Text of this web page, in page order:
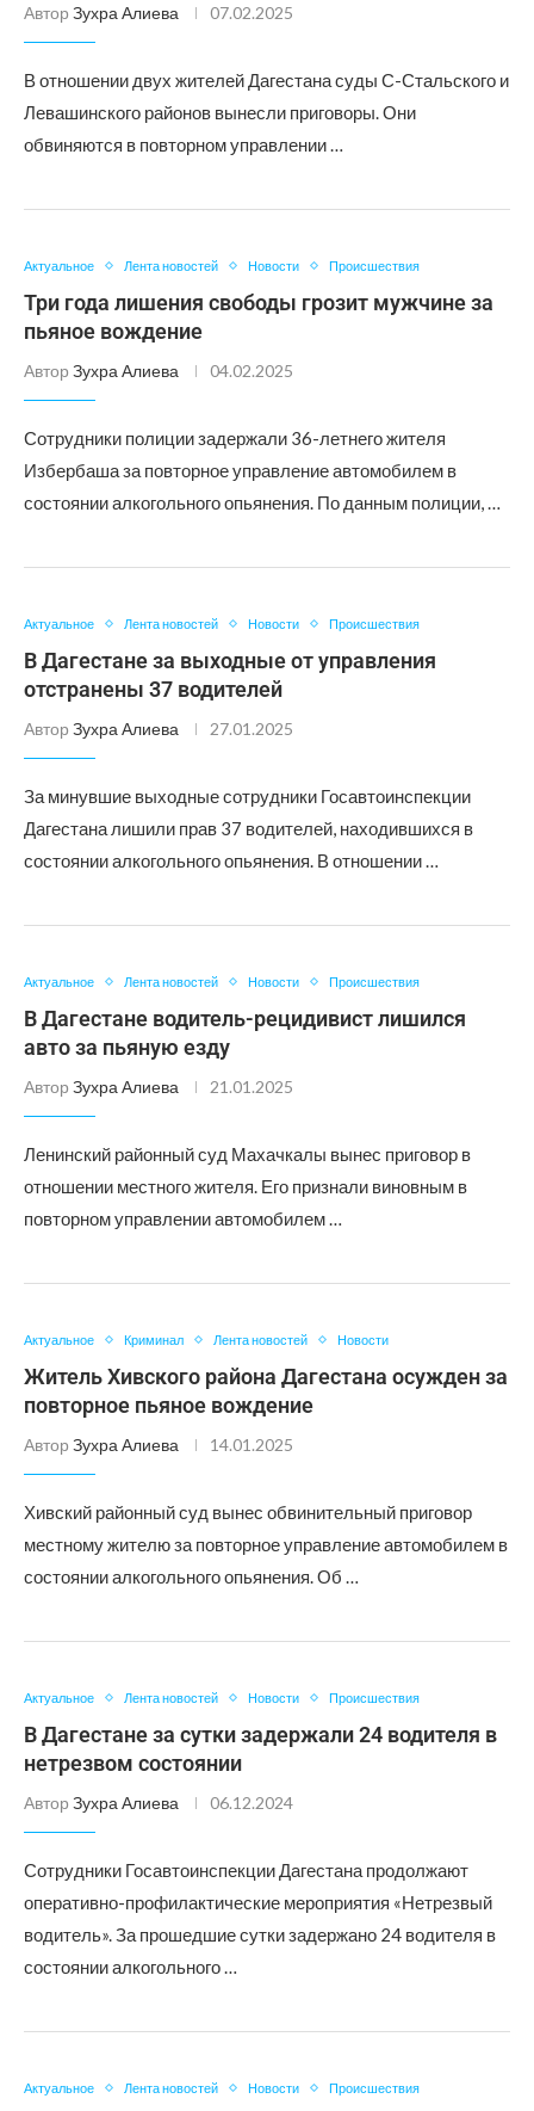
Автор Зухра Алиева 07.02.2025
В отношении двух жителей Дагестана суды С-Стальского и
Левашинского районов вынесли приговоры. Они
обвиняются в повторном управлении …
Актуальное Лента новостей Новости Происшествия
Три года лишения свободы грозит мужчине за
пьяное вождение
Автор Зухра Алиева 04.02.2025
Сотрудники полиции задержали 36-летнего жителя
Избербаша за повторное управление автомобилем в
состоянии алкогольного опьянения. По данным полиции, …
Актуальное Лента новостей Новости Происшествия
В Дагестане за выходные от управления
отстранены 37 водителей
Автор Зухра Алиева 27.01.2025
За минувшие выходные сотрудники Госавтоинспекции
Дагестана лишили прав 37 водителей, находившихся в
состоянии алкогольного опьянения. В отношении …
Актуальное Лента новостей Новости Происшествия
В Дагестане водитель-рецидивист лишился
авто за пьяную езду
Автор Зухра Алиева 21.01.2025
Ленинский районный суд Махачкалы вынес приговор в
отношении местного жителя. Его признали виновным в
повторном управлении автомобилем …
Актуальное Криминал Лента новостей Новости
Житель Хивского района Дагестана осужден за
повторное пьяное вождение
Автор Зухра Алиева 14.01.2025
Хивский районный суд вынес обвинительный приговор
местному жителю за повторное управление автомобилем в
состоянии алкогольного опьянения. Об …
Актуальное Лента новостей Новости Происшествия
В Дагестане за сутки задержали 24 водителя в
нетрезвом состоянии
Автор Зухра Алиева 06.12.2024
Сотрудники Госавтоинспекции Дагестана продолжают
оперативно-профилактические мероприятия «Нетрезвый
водитель». За прошедшие сутки задержано 24 водителя в
состоянии алкогольного …
Актуальное Лента новостей Новости Происшествия